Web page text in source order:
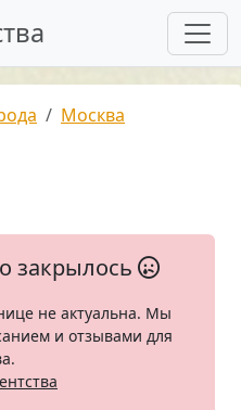
Москва
закрылось
не актуальна. Мы
и отзывами для